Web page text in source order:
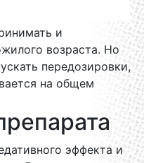
и
возраста. Но
передозировки,
на общем
эффекта и